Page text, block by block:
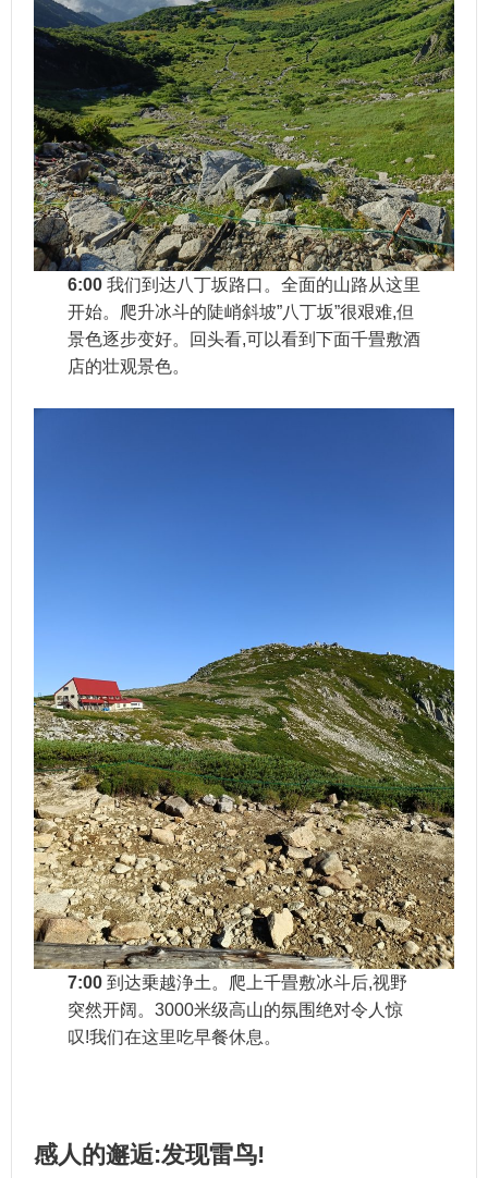
6:00我们到达八丁坂路口。全面的山路从这里
开始。爬升冰斗的陡峭斜坡”八丁坂”很艰难,但
景色逐步变好。回头看,可以看到下面千畳敷酒
店的壮观景色。
7:00到达乗越浄土。爬上千畳敷冰斗后,视野
突然开阔。3000米级高山的氛围绝对令人惊
叹!我们在这里吃早餐休息。
感人的邂逅:发现雷鸟!